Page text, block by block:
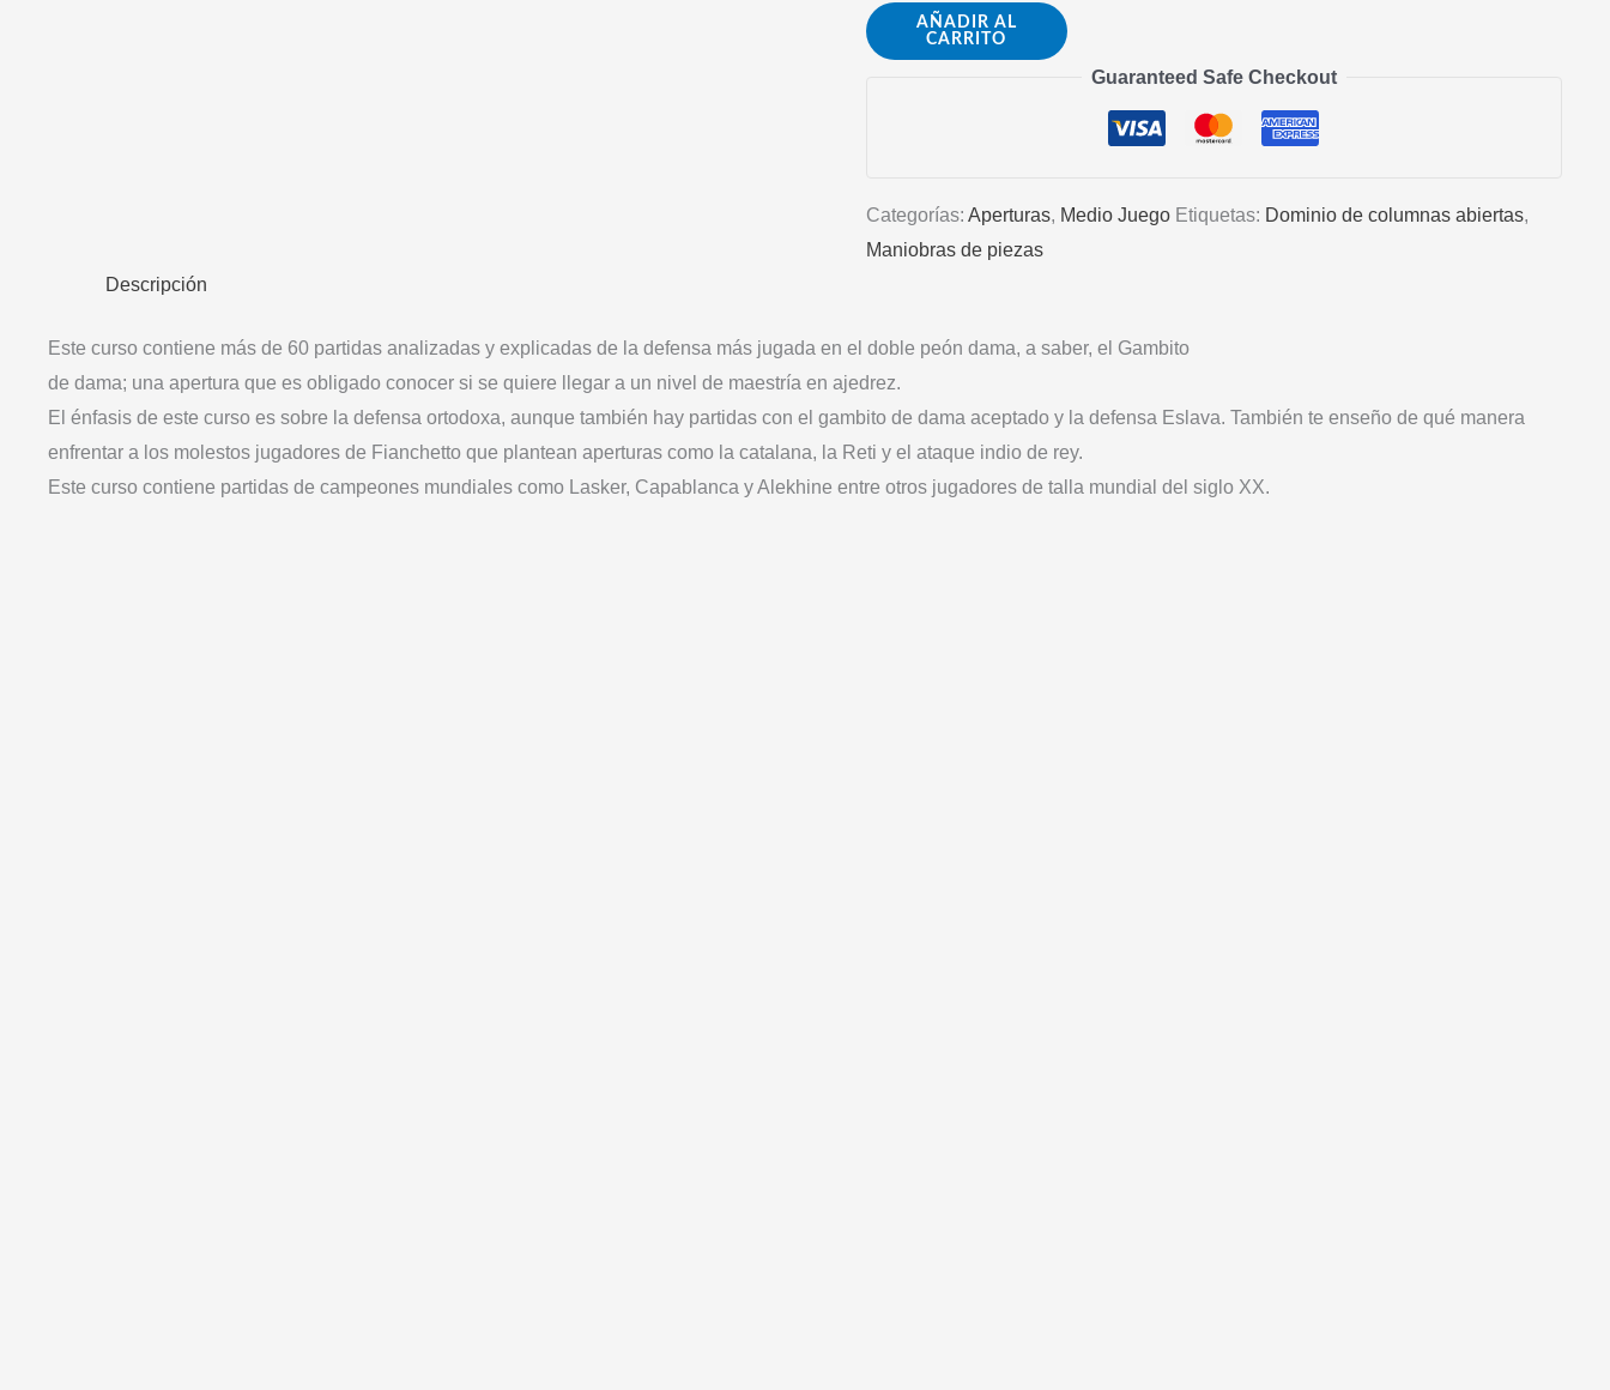
APRENDAMOS
LA
AÑADIR AL
CARRITO
Guaranteed Safe Checkout
Categorías: Aperturas, Medio Juego Etiquetas: Dominio de columnas abiertas,
Maniobras de piezas
Descripción
Este curso contiene más de 60 partidas analizadas y explicadas de la defensa más jugada en el doble peón dama, a saber, el Gambito
de dama; una apertura que es obligado conocer si se quiere llegar a un nivel de maestría en ajedrez.
El énfasis de este curso es sobre la defensa ortodoxa, aunque también hay partidas con el gambito de dama aceptado y la defensa Eslava. También te enseño de qué manera
enfrentar a los molestos jugadores de Fianchetto que plantean aperturas como la catalana, la Reti y el ataque indio de rey.
Este curso contiene partidas de campeones mundiales como Lasker, Capablanca y Alekhine entre otros jugadores de talla mundial del siglo XX.